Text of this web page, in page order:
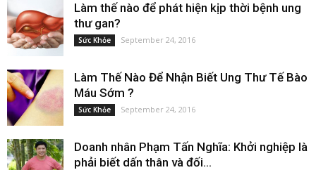
Làm thế nào để phát hiện kịp thời bệnh ung
thư gan?
Sức Khỏe September 24, 2016
Làm Thế Nào Để Nhận Biết Ung Thư Tế Bào
Máu Sớm ?
Sức Khỏe September 24, 2016
Doanh nhân Phạm Tấn Nghĩa: Khởi nghiệp là
phải biết dấn thân và đối...